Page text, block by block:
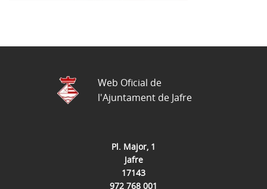
Pl. Major, 1
Jafre
17143
972 768 001
Web Oficial de
l'Ajuntament de Jafre